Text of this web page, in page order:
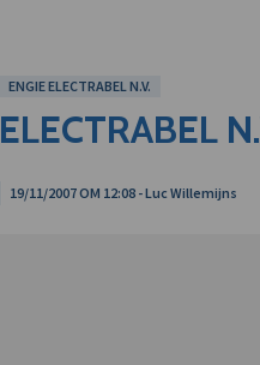
ENGIE ELECTRABEL N.V.
ELECTRABEL
19/11/2007 OM 12:08 - Luc Willemijns